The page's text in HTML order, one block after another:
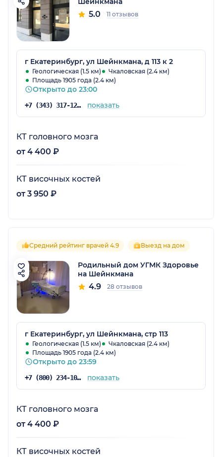
5.0 11 отзывов
г Екатеринбург, ул Шейнкмана, д 113 к 2
Геологическая (1.5 км)
Чкаловская (2.4 км)
Площадь 1905 года (2.4 км)
Открыто до 23:00
+7 (343) 317-12-43 показать
КТ головного мозга
от 4 400 ₽
КТ височных костей
от 3 950 ₽
Средний рейтинг врачей 4.9 Выезд на дом
Родильный дом УГМК Здоровье
на Шейнкмана
4.9 28 отзывов
г Екатеринбург, ул Шейнкмана, стр 113
Геологическая (1.5 км)
Чкаловская (2.4 км)
Площадь 1905 года (2.4 км)
Открыто до 23:59
+7 (800) 234-10-03 показать
КТ головного мозга
от 4 400 ₽
КТ височных костей